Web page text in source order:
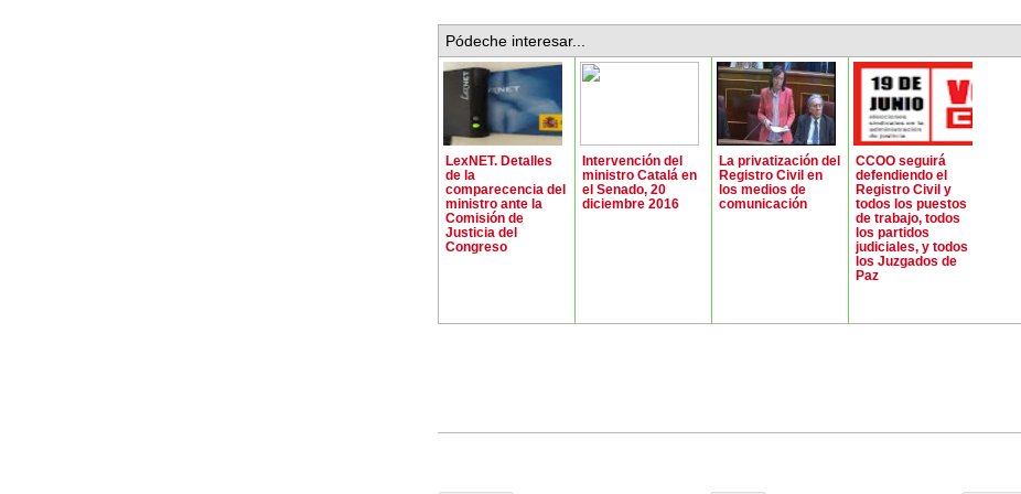
Pódeche interesar...
LexNET. Detalles
de la
comparecencia del
ministro ante la
Comisión de
Justicia del
Congreso
Intervención del
ministro Catalá en
el Senado, 20
diciembre 2016
La privatización del
Registro Civil en
los medios de
comunicación
CCOO seguirá
defendiendo el
Registro Civil y
todos los puestos
de trabajo, todos
los partidos
judiciales, y todos
los Juzgados de
Paz